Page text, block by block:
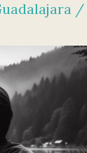
/